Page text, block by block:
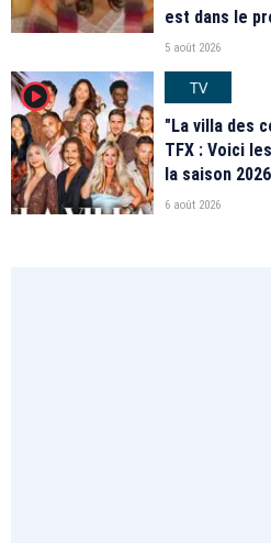
est dans le
5 août 2026
player2
TV
"La villa des
TFX : Voici
la saison 2026
6 août 2026